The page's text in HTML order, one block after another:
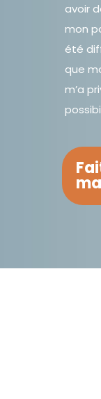
avoir
mon
été
que
m’a